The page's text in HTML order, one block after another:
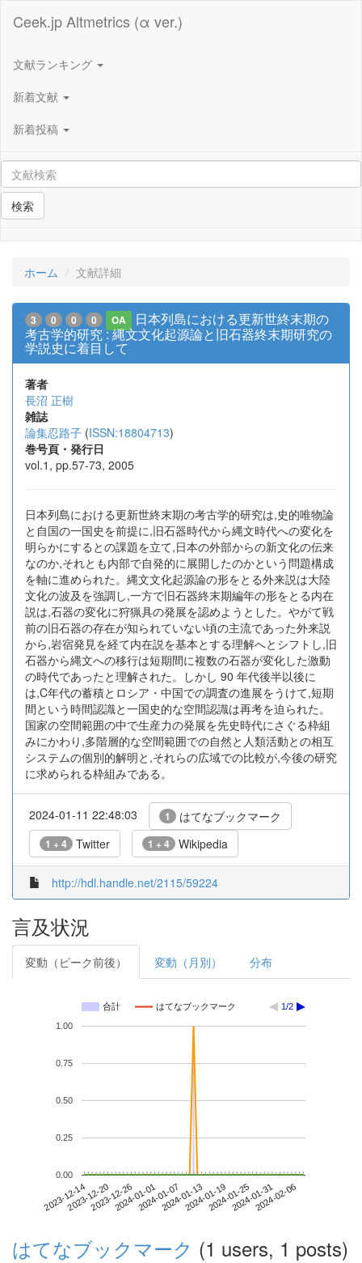
Ceek.jp Altmetrics (α ver.)
文献ランキング
新着文献
新着投稿
検索
ホーム 文献詳細
3 0 0 0 OA
日本列島における更新世終末期の
考古学的研究 : 縄文文化起源論と旧石器終末期研究の
学説史に着目して
著者
長沼 正樹
雑誌
論集忍路子 (ISSN:18804713)
巻号頁・発行日
vol.1, pp.57-73, 2005
日本列島における更新世終末期の考古学的研究は,史的唯物論
と自国の一国史を前提に,旧石器時代から縄文時代への変化を
明らかにするとの課題を立て,日本の外部からの新文化の伝来
なのか,それとも内部で自発的に展開したのかという問題構成
を軸に進められた。縄文文化起源論の形をとる外来説は大陸
文化の波及を強調し,一方で旧石器終末期編年の形をとる内在
説は,石器の変化に狩猟具の発展を認めようとした。やがて戦
前の旧石器の存在が知られていない頃の主流であった外来説
から,岩宿発見を経て内在説を基本とする理解へとシフトし,旧
石器から縄文への移行は短期間に複数の石器が変化した激動
の時代であったと理解された。しかし 90 年代後半以後に
は,C年代の蓄積とロシア・中国での調査の進展をうけて,短期
間という時間認識と一国史的な空間認識は再考を迫られた。
国家の空間範囲の中で生産力の発展を先史時代にさぐる枠組
みにかわり,多階層的な空間範囲での自然と人類活動との相互
システムの個別的解明と,それらの広域での比較が,今後の研究
に求められる枠組みである。
2024-01-11 22:48:03 1 はてなブックマーク
1 + 4 Twitter 1 + 4 Wikipedia
http://hdl.handle.net/2115/59224
言及状況
変動（ピーク前後） 変動（月別） 分布
合計 はてなブックマーク 1/2
2023-12-142023-12-202023-12-262024-01-012024-01-072024-01-132024-01-192024-01-252024-01-312024-02-06
0.00
0.25
0.50
0.75
1.00
はてなブックマーク (1 users, 1 posts)